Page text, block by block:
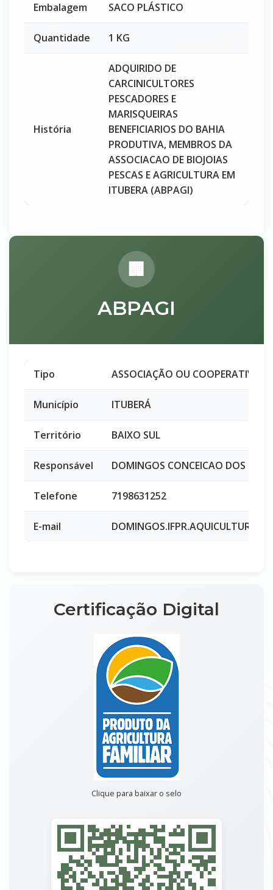
Embalagem SACO PLÁSTICO
Quantidade 1 KG
História
ADQUIRIDO DE
CARCINICULTORES
PESCADORES E
MARISQUEIRAS
BENEFICIARIOS DO BAHIA
PRODUTIVA, MEMBROS DA
ASSOCIACAO DE BIOJOIAS
PESCAS E AGRICULTURA EM
ITUBERA (ABPAGI)
ABPAGI
Tipo ASSOCIAÇÃO OU COOPERATIVA
Município ITUBERÁ
Território BAIXO SUL
Responsável DOMINGOS CONCEICAO DOS
Telefone 7198631252
E-mail
Certificação Digital
Clique para baixar o selo